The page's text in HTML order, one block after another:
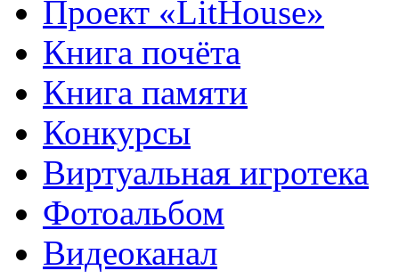
Проект «LitHouse»
Книга почёта
Книга памяти
Конкурсы
Виртуальная игротека
Фотоальбом
Видеоканал